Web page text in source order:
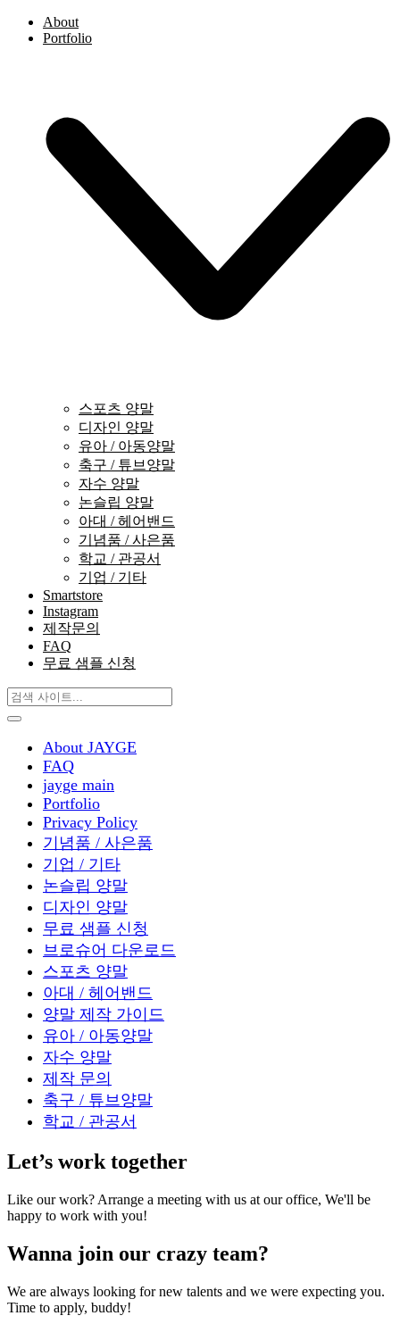
About
Portfolio
스포츠 양말
디자인 양말
유아 / 아동양말
축구 / 튜브양말
자수 양말
논슬립 양말
아대 / 헤어밴드
기념품 / 사은품
학교 / 관공서
기업 / 기타
Smartstore
Instagram
제작문의
FAQ
무료 샘플 신청
About JAYGE
FAQ
jayge main
Portfolio
Privacy Policy
기념품 / 사은품
기업 / 기타
논슬립 양말
디자인 양말
무료 샘플 신청
브로슈어 다운로드
스포츠 양말
아대 / 헤어밴드
양말 제작 가이드
유아 / 아동양말
자수 양말
제작 문의
축구 / 튜브양말
학교 / 관공서
Let’s work together
Like our work? Arrange a meeting with us at our office, We'll be
happy to work with you!
Wanna join our crazy team?
We are always looking for new talents and we were expecting you.
Time to apply, buddy!